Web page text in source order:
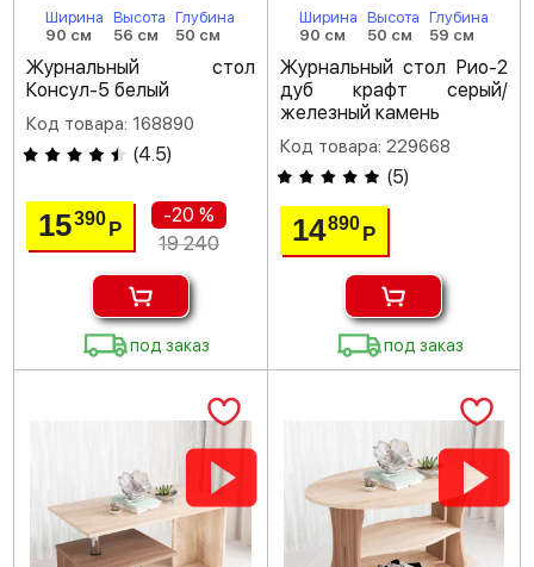
Ширина
90 см
Высота
56 см
Глубина
50 см
Журнальный стол
Консул-5 белый
Код товара: 168890
(4.5)
15390Р
-20 %
19 240
под заказ
Ширина
90 см
Высота
50 см
Глубина
59 см
Журнальный стол Рио-2
дуб крафт серый/
железный камень
Код товара: 229668
(5)
14890 Р
под заказ